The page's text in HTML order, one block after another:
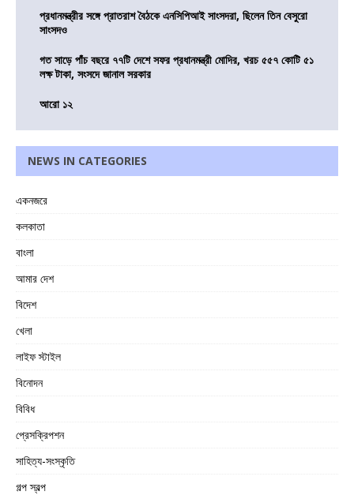
প্রধানমন্ত্রীর সঙ্গে প্রাতরাশ বৈঠকে এনসিপিআই সাংসদরা, ছিলেন তিন বেসুরো
সাংসদও
গত সাড়ে পাঁচ বছরে ৭৭টি দেশে সফর প্রধানমন্ত্রী মোদির, খরচ ৫৫৭ কোটি ৫১
লক্ষ টাকা, সংসদে জানাল সরকার
আরো ১২
NEWS IN CATEGORIES
একনজরে
কলকাতা
বাংলা
আমার দেশ
বিদেশ
খেলা
লাইফ স্টাইল
বিনোদন
বিবিধ
প্রেসক্রিপশন
সাহিত্য-সংস্কৃতি
গল্প স্বল্প